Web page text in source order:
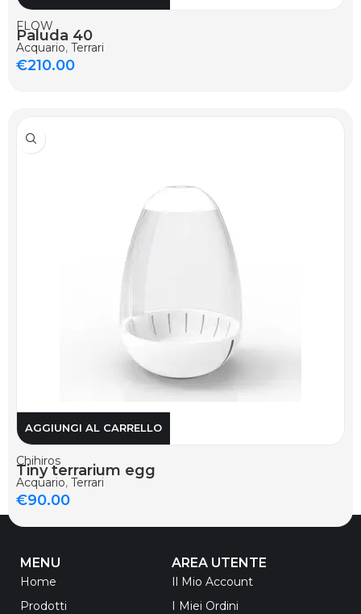
FLOW
Paluda 40
Acquario, Terrari
€210.00
AGGIUNGI AL CARRELLO
Chihiros
Tiny terrarium egg
Acquario, Terrari
€90.00
MENU
Home
Prodotti
AREA UTENTE
Il Mio Account
I Miei Ordini